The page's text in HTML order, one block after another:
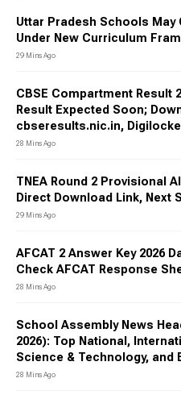
Uttar Pradesh Schools May
Under New Curriculum
29 Mins Ago
CBSE Compartment Result
Result Expected Soon;
cbseresults.nic.in,
28 Mins Ago
TNEA Round 2 Provisional
Direct Download Link, Next
29 Mins Ago
AFCAT 2 Answer Key 2026
Check AFCAT Response
28 Mins Ago
School Assembly News
2026): Top National,
Science & Technology, and
28 Mins Ago